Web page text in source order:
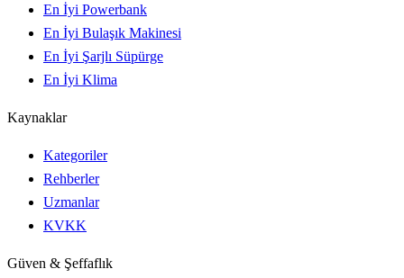
En İyi Powerbank
En İyi Bulaşık Makinesi
En İyi Şarjlı Süpürge
En İyi Klima
Kaynaklar
Kategoriler
Rehberler
Uzmanlar
KVKK
Güven & Şeffaflık